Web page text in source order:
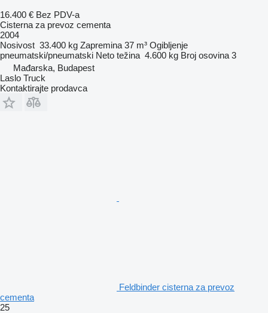
16.400 € Bez PDV-a
Cisterna za prevoz cementa
2004
Nosivost 33.400 kg Zapremina 37 m³ Ogibljenje
pneumatski/pneumatski Neto težina 4.600 kg Broj osovina 3
Mađarska, Budapest
Laslo Truck
Kontaktirajte prodavca
Feldbinder cisterna za prevoz
cementa
25